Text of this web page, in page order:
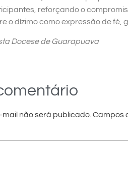
reforçando o
o dízimo como expressão de fé,
Docese de Guarapuava
não será publicado. Campos